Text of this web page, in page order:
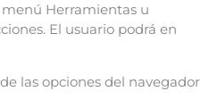
Herramientas u
El usuario podrá en
las opciones del navegador